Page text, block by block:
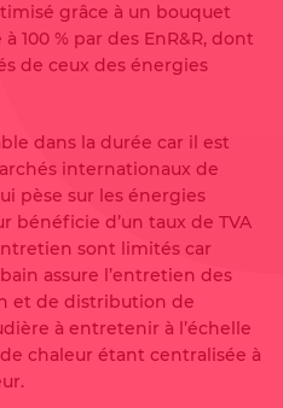
grâce à un bouquet
100 % par des EnR&R, dont
de ceux des énergies
dans la durée car il est
internationaux de
pèse sur les énergies
bénéficie d’un taux de TVA
sont limités car
assure l’entretien des
et de distribution de
à entretenir à l’échelle
chaleur étant centralisée à